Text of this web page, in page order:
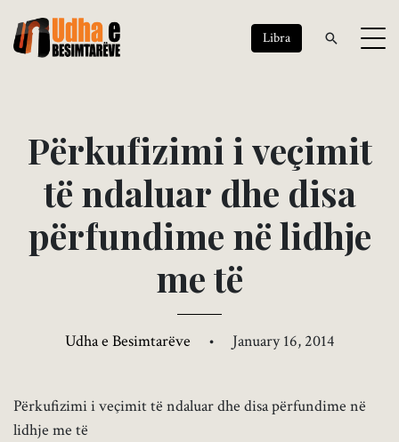
Libra
Përkufizimi i veçimit
të ndaluar dhe disa
përfundime nëlidhje
metë
Udha e Besimtarëve • January 16, 2014
Përkufizimi i veçimit të ndaluar dhe disa përfundime në
lidhje me të